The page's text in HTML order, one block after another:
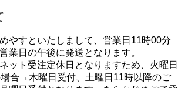
やすといたしまして、営業日11時00分
業日の午後に発送となります。
ット受注定休日となりますため、火曜日
合→木曜日受付、土曜日11時以降のご